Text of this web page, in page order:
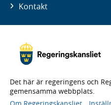
Kontakt
Det här är regeringens och
gemensamma webbplats.